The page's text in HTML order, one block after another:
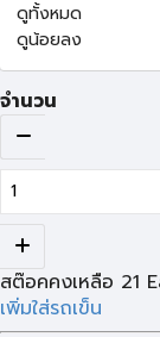
ดูทั้งหมด
ดูน้อยลง
จำนวน
สต๊อคคงเหลือ 21
เพิ่มใส่รถเข็น